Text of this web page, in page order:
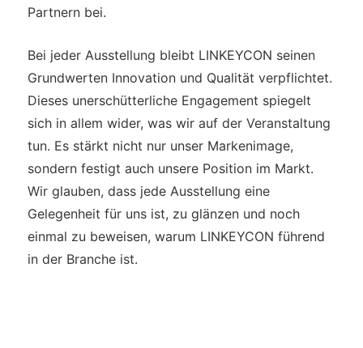
Partnern bei.
Bei jeder Ausstellung bleibt LINKEYCON seinen
Grundwerten Innovation und Qualität verpflichtet.
Dieses unerschütterliche Engagement spiegelt
sich in allem wider, was wir auf der Veranstaltung
tun. Es stärkt nicht nur unser Markenimage,
sondern festigt auch unsere Position im Markt.
Wir glauben, dass jede Ausstellung eine
Gelegenheit für uns ist, zu glänzen und noch
einmal zu beweisen, warum LINKEYCON führend
in der Branche ist.